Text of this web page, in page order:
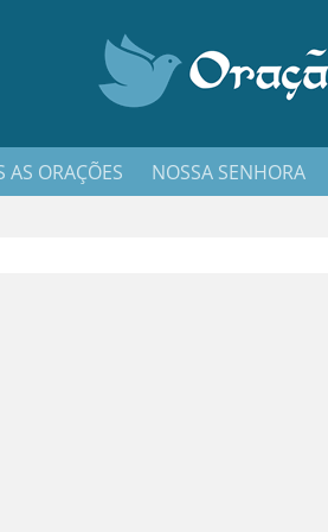
AS ORAÇÕES NOSSA SENHORA